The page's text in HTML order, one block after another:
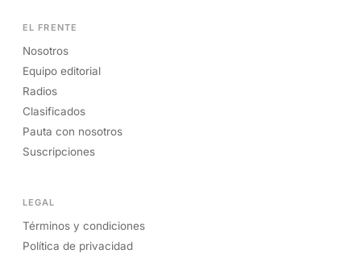
EL FRENTE
Nosotros
Equipo editorial
Radios
Clasificados
Pauta con nosotros
Suscripciones
LEGAL
Términos y condiciones
Política de privacidad